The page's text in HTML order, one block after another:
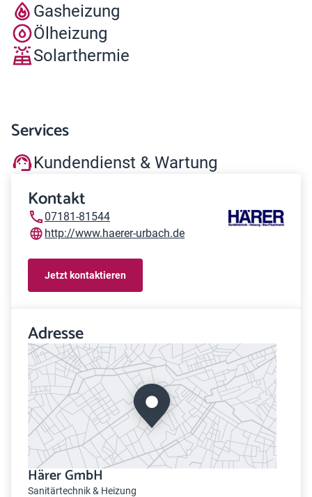
Gasheizung
Ölheizung
Solarthermie
Services
Kundendienst & Wartung
Kontakt
07181-81544
http://www.haerer-urbach.de
Jetzt kontaktieren
Adresse
Härer GmbH
Sanitärtechnik & Heizung